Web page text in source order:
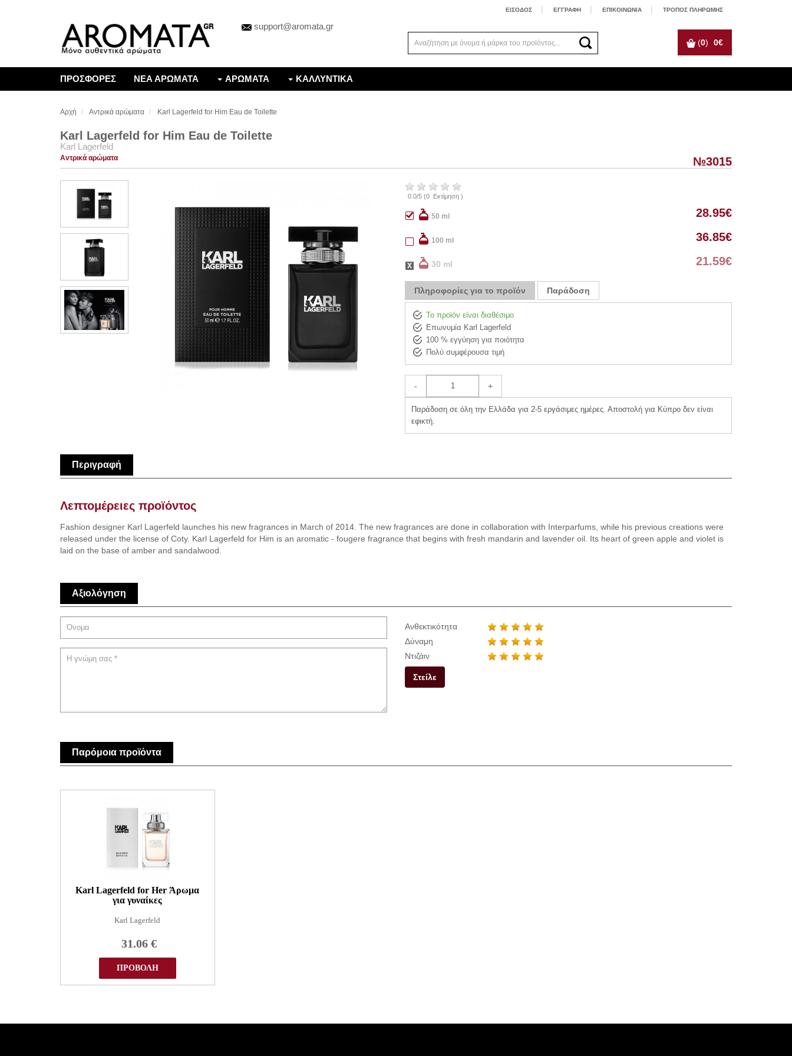
ΕΙΣΟΔΟΣ ΕΓΓΡΑΦΗ ΕΠΙΚΟΙΝΩΝΙΑ ΤΡΟΠΟΣ ΠΛΗΡΩΜΗΣ
support@aromata.gr
(0) 0€
ΠΡΟΣΦΟΡΕΣ ΝΕΑ ΑΡΩΜΑΤΑ ΑΡΩΜΑΤΑ ΚΑΛΛΥΝΤΙΚΑ
Αρχή Αντρικά αρώματα Karl Lagerfeld for Him Eau de Toilette
Karl Lagerfeld for Him Eau de Toilette
Karl Lagerfeld
Αντρικά αρώματα №3015
0.0/5 (0 Εκτίμηση )
50 ml 28.95€
100 ml 36.85€
30 ml 21.59€
Πληροφορίες για το προϊόν Παράδοση
Το προϊόν είναι διαθέσιμο
Επωνυμία Karl Lagerfeld
100 % εγγύηση για ποιότητα
Πολύ συμφέρουσα τιμή
- +
Παράδοση σε όλη την Ελλάδα για 2-5 εργάσιμες ημέρες. Αποστολή για Κύπρο δεν είναι
εφικτή.
Περιγραφή
Λεπτομέρειες προϊόντος
Fashion designer Karl Lagerfeld launches his new fragrances in March of 2014. The new fragrances are done in collaboration with Interparfums, while his previous creations were
released under the license of Coty. Karl Lagerfeld for Him is an aromatic - fougere fragrance that begins with fresh mandarin and lavender oil. Its heart of green apple and violet is
laid on the base of amber and sandalwood.
Αξιολόγηση
Ανθεκτικότητα
Δύναμη
Ντιζάιν
Στείλε
Παρόμοια προϊόντα
Karl Lagerfeld for Her Άρωμα
για γυναίκες
Karl Lagerfeld
31.06 €
ΠΡΟΒΟΛΗ